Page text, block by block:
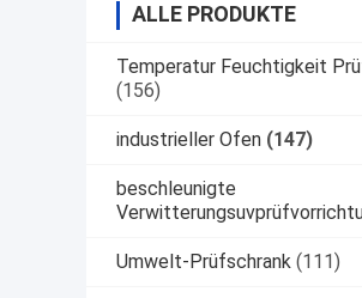
ALLE PRODUKTE
Temperatur Feuchtigkeit
(156)
industrieller Ofen (147)
beschleunigte
Umwelt-Prüfschrank (111)